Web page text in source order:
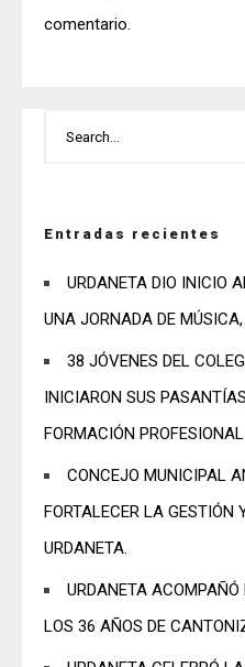
comentario.
Entradas recientes
URDANETA DIO INICIO
UNA JORNADA DE
38 JÓVENES DEL
INICIARON SUS
FORMACIÓN PROFESIONAL.
CONCEJO MUNICIPAL
FORTALECER LA GESTIÓN
URDANETA.
URDANETA
LOS 36 AÑOS DE